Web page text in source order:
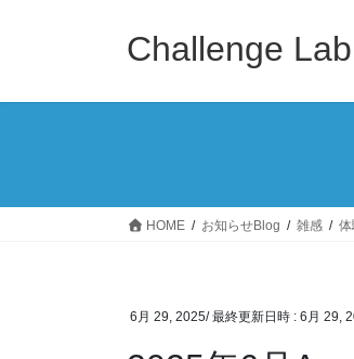
Challenge
HOME お知らせBlog 雑感
6月 29, 2025/ 最終更新日時 : 6月 29,